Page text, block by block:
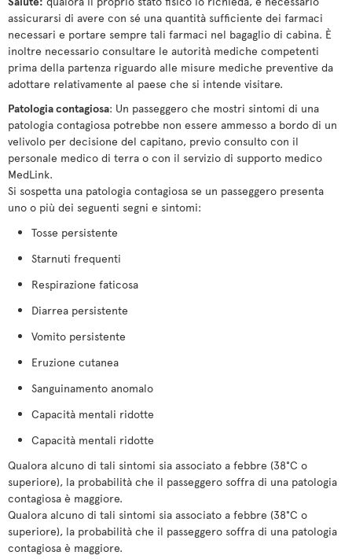
assicurarsi di avere con sé una quantità sufficiente dei farmaci
necessari e portare sempre tali farmaci nel bagaglio di cabina. È
inoltre necessario consultare le autorità mediche competenti
prima della partenza riguardo alle misure mediche preventive da
adottare relativamente al paese che si intende visitare.
Patologia contagiosa: Un passeggero che mostri sintomi di una
patologia contagiosa potrebbe non essere ammesso a bordo di un
velivolo per decisione del capitano, previo consulto con il
personale medico di terra o con il servizio di supporto medico
MedLink.
Si sospetta una patologia contagiosa se un passeggero presenta
uno o più dei seguenti segni e sintomi:
Tosse persistente
Starnuti frequenti
Respirazione faticosa
Diarrea persistente
Vomito persistente
Eruzione cutanea
Sanguinamento anomalo
Capacità mentali ridotte
Capacità mentali ridotte
Qualora alcuno di tali sintomi sia associato a febbre (38°C o
superiore), la probabilità che il passeggero soffra di una patologia
contagiosa è maggiore.
Qualora alcuno di tali sintomi sia associato a febbre (38°C o
superiore), la probabilità che il passeggero soffra di una patologia
contagiosa è maggiore.